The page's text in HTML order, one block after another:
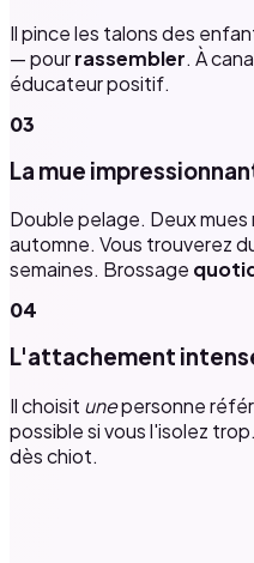
Il pince les talons des
— pourrassembler. À
éducateur positif.
03
La mue
Double pelage. Deux
automne. Vous trouverez
semaines. Brossage
04
L'attachement
Il choisit unepersonne
possible si vous l'isolez
dès chiot.